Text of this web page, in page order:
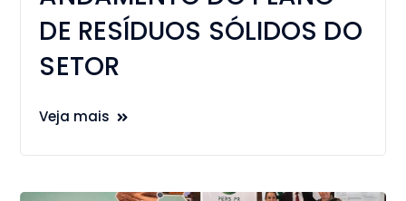
DE RESÍDUOS SÓLIDOS DO
SETOR
Veja mais